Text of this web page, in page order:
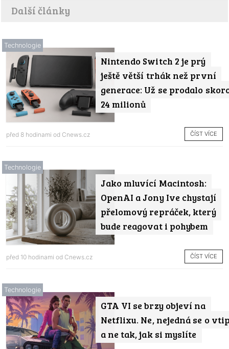
Další články
Nintendo Switch 2 je prý
ještě větší trhák než první
generace: Už se prodalo
24 milionů
Technologie
před 8 hodinami od Cnews.cz ČÍST VÍCE
Jako mluvící Macintosh:
OpenAI a Jony Ive chystají
přelomový repráček, který
bude reagovat i pohybem
Technologie
před 10 hodinami od Cnews.cz ČÍST VÍCE
GTA VI se brzy objeví na
Netflixu. Ne, nejedná se o
a ne tak, jak si myslíte
Technologie